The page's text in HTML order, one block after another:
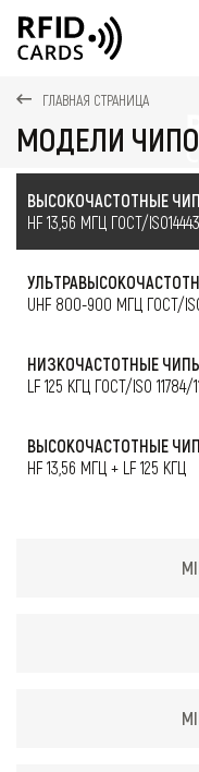
ГЛАВНАЯ СТРАНИЦА
МОДЕЛИ
ВЫСОКОЧАСТОТНЫЕ
HF 13,56 МГЦ ГОСТ/ISO14443
UHF 800-900 МГЦ ГОСТ/
НИЗКОЧАСТОТНЫЕ
LF 125 КГЦ ГОСТ/ISO 11784/
ВЫСОКОЧАСТОТНЫЕ
HF 13,56 МГЦ + LF 125 КГЦ